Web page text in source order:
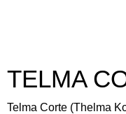
TELMA
Telma Corte (Thelma